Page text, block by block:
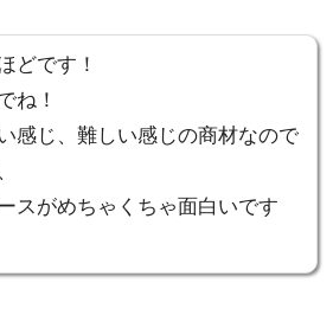
どです！
ね！
い感じ、難しい感じの商材なので
スがめちゃくちゃ面白いです